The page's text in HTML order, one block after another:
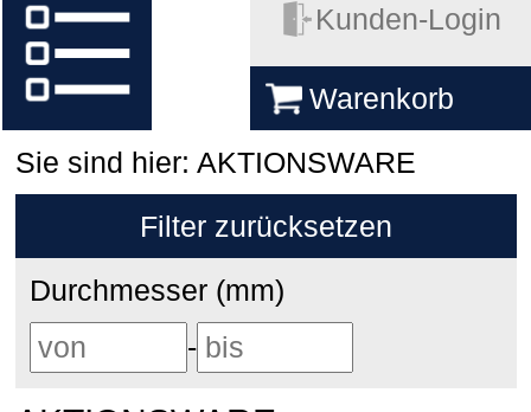
Kunden-Login
Warenkorb
Sie sind hier: AKTIONSWARE
Filter zurücksetzen
Durchmesser (mm)
-